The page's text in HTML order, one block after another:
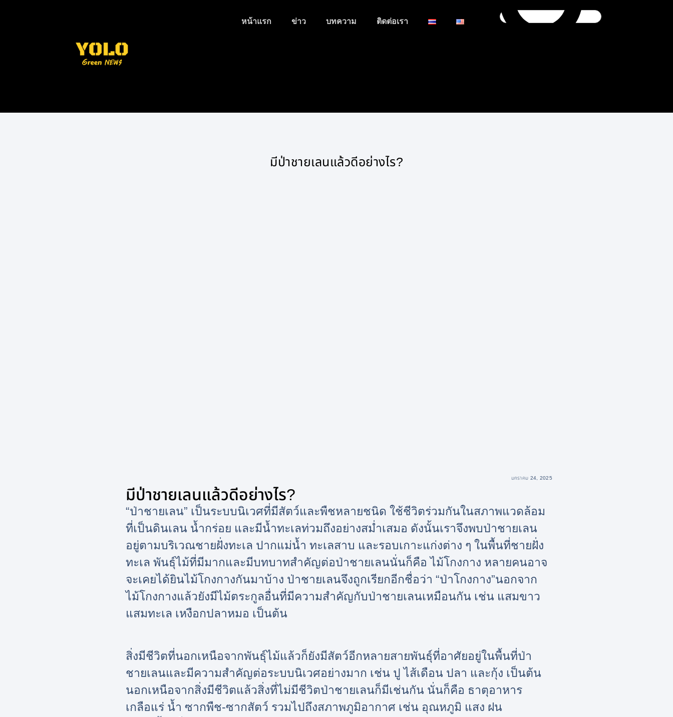
หน้าแรก ข่าว บทความ ติดต่อเรา
มีป่าชายเลนแล้วดีอย่างไร?
มกราคม 24, 2025
มีป่าชายเลนแล้วดีอย่างไร?
“ป่าชายเลน” เป็นระบบนิเวศที่มีสัตว์และพืชหลายชนิด ใช้ชีวิตร่วมกันในสภาพแวดล้อม
ที่เป็นดินเลน น้ำกร่อย และมีน้ำทะเลท่วมถึงอย่างสม่ำเสมอ ดังนั้นเราจึงพบป่าชายเลน
อยู่ตามบริเวณชายฝั่งทะเล ปากแม่น้ำ ทะเลสาบ และรอบเกาะแก่งต่าง ๆ ในพื้นที่ชายฝั่ง
ทะเล พันธุ์ไม้ที่มีมากและมีบทบาทสำคัญต่อป่าชายเลนนั่นก็คือ ไม้โกงกาง หลายคนอาจ
จะเคยได้ยินไม้โกงกางกันมาบ้าง ป่าชายเลนจึงถูกเรียกอีกชื่อว่า “ป่าโกงกาง”นอกจาก
ไม้โกงกางแล้วยังมีไม้ตระกูลอื่นที่มีความสำคัญกับป่าชายเลนเหมือนกัน เช่น แสมขาว
แสมทะเล เหงือกปลาหมอ เป็นต้น
สิ่งมีชีวิตที่นอกเหนือจากพันธุ์ไม้แล้วก็ยังมีสัตว์อีกหลายสายพันธุ์ที่อาศัยอยู่ในพื้นที่ป่า
ชายเลนและมีความสำคัญต่อระบบนิเวศอย่างมาก เช่น ปู ไส้เดือน ปลา และกุ้ง เป็นต้น
นอกเหนือจากสิ่งมีชีวิตแล้วสิ่งที่ไม่มีชีวิตป่าชายเลนก็มีเช่นกัน นั่นก็คือ ธาตุอาหาร
เกลือแร่ น้ำ ซากพืช-ซากสัตว์ รวมไปถึงสภาพภูมิอากาศ เช่น อุณหภูมิ แสง ฝน